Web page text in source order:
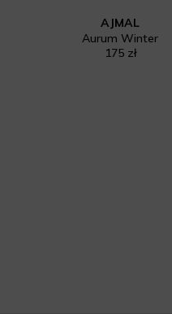
AJMAL
Aurum Winter
175 zł